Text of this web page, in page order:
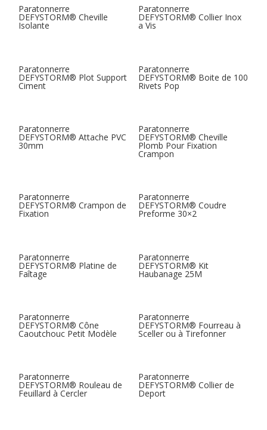
Paratonnerre
DEFYSTORM® Cheville
Isolante
Paratonnerre
DEFYSTORM® Collier Inox
a Vis
Paratonnerre
DEFYSTORM® Plot Support
Ciment
Paratonnerre
DEFYSTORM® Boite de 100
Rivets Pop
Paratonnerre
DEFYSTORM® Attache PVC
30mm
Paratonnerre
DEFYSTORM® Cheville
Plomb Pour Fixation
Crampon
Paratonnerre
DEFYSTORM® Crampon de
Fixation
Paratonnerre
DEFYSTORM® Coudre
Preforme 30×2
Paratonnerre
DEFYSTORM® Platine de
Faîtage
Paratonnerre
DEFYSTORM® Kit
Haubanage 25M
Paratonnerre
DEFYSTORM® Cône
Caoutchouc Petit Modèle
Paratonnerre
DEFYSTORM® Fourreau à
Sceller ou à Tirefonner
Paratonnerre
DEFYSTORM® Rouleau de
Feuillard à Cercler
Paratonnerre
DEFYSTORM® Collier de
Deport